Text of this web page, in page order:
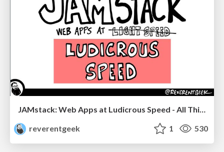
JAMstack: Web Apps at Ludicrous Speed - All Things Open 2022
reverentgeek
1 530